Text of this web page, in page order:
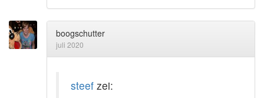
boogschutter
juli 2020
steef zei: